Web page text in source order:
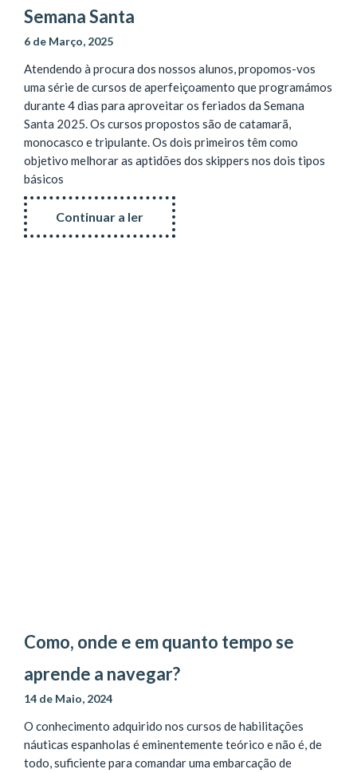
Semana Santa
6 de Março, 2025
Atendendo à procura dos nossos alunos, propomos-vos
uma série de cursos de aperfeiçoamento que programámos
durante 4 dias para aproveitar os feriados da Semana
Santa 2025. Os cursos propostos são de catamarã,
monocasco e tripulante. Os dois primeiros têm como
objetivo melhorar as aptidões dos skippers nos dois tipos
básicos
Continuar a ler
Como, onde e em quanto tempo se
aprende a navegar?
14 de Maio, 2024
O conhecimento adquirido nos cursos de habilitações
náuticas espanholas é eminentemente teórico e não é, de
todo, suficiente para comandar uma embarcação de